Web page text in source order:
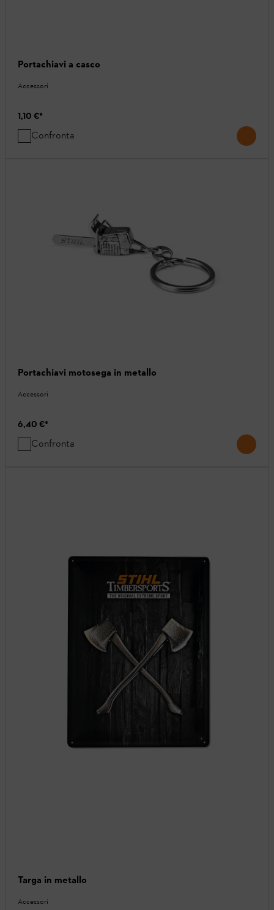
Portachiavi a casco
Accessori
1,10 €*
Confronta
Portachiavi motosega in metallo
Accessori
6,40 €*
Confronta
Targa in metallo
Accessori